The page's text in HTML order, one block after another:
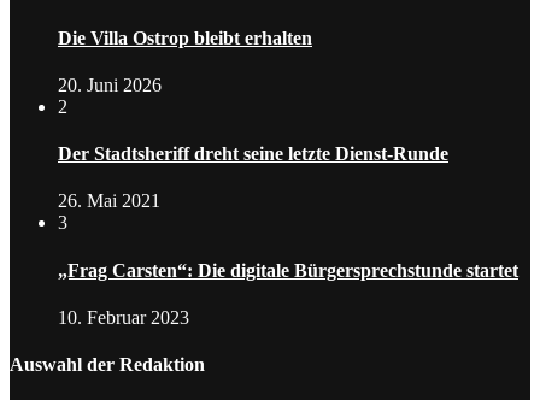
Die Villa Ostrop bleibt erhalten
20. Juni 2026
2
Der Stadtsheriff dreht seine letzte Dienst-Runde
26. Mai 2021
3
„Frag Carsten“: Die digitale Bürgersprechstunde startet
10. Februar 2023
Auswahl der Redaktion